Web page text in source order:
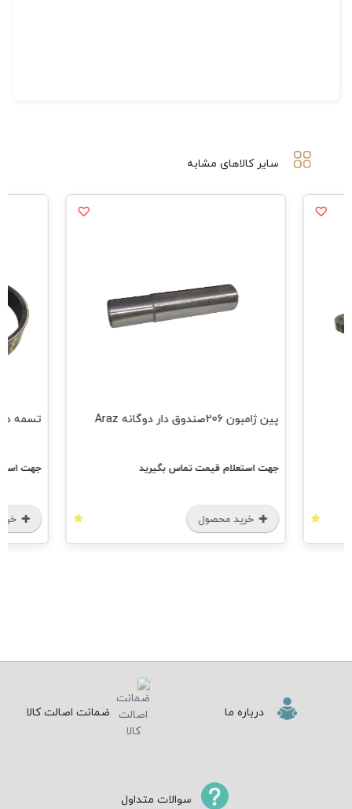
سایر کالاهای مشابه
پین ژامبون 206صندوق دار دوگانه Araz
جهت استعلام قیمت تماس بگیرید
خرید محصول
تسمه دینام پژو
جهت
درباره ما ضمانت اصالت کالا
سوالات متداول